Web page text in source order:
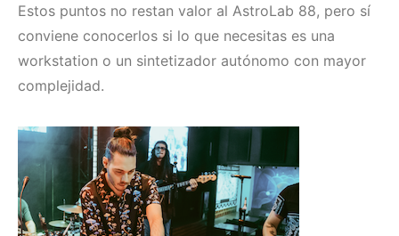
Estos puntos no restan valor al AstroLab 88, pero sí
conviene conocerlos si lo que necesitas es una
workstation o un sintetizador autónomo con mayor
complejidad.